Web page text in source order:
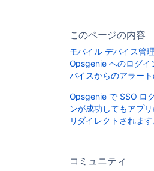
このページの内容
モバイル デバイス管
Opsgenie へのログイ
バイスからのアラート
Opsgenie で SSO ロ
ンが成功してもアプ
リダイレクトされます
コミュニティ